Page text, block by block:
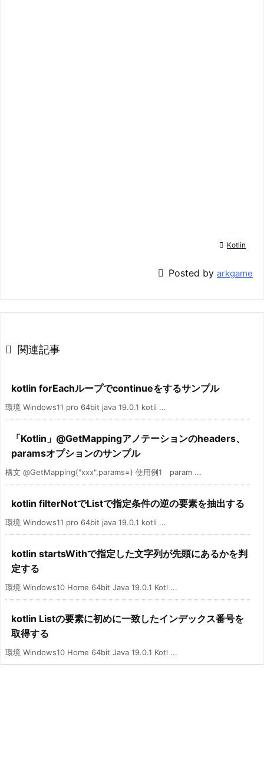
 Kotlin
 Posted by arkgame
 関連記事
kotlin forEachループでcontinueをするサンプル
環境 Windows11 pro 64bit java 19.0.1 kotli ...
「Kotlin」@GetMappingアノテーションのheaders、
paramsオプションのサンプル
構文 @GetMapping("xxx",params=) 使用例1 param ...
kotlin filterNotでListで指定条件の逆の要素を抽出する
環境 Windows11 pro 64bit java 19.0.1 kotli ...
kotlin startsWithで指定した文字列が先頭にあるかを判
定する
環境 Windows10 Home 64bit Java 19.0.1 Kotl ...
kotlin Listの要素に初めに一致したインデックス番号を
取得する
環境 Windows10 Home 64bit Java 19.0.1 Kotl ...